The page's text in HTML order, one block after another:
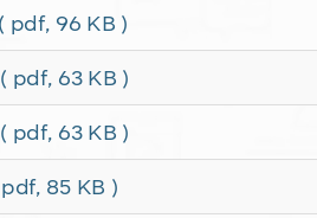
( pdf, 96 KB )
( pdf, 63 KB )
( pdf, 63 KB )
pdf, 85 KB )